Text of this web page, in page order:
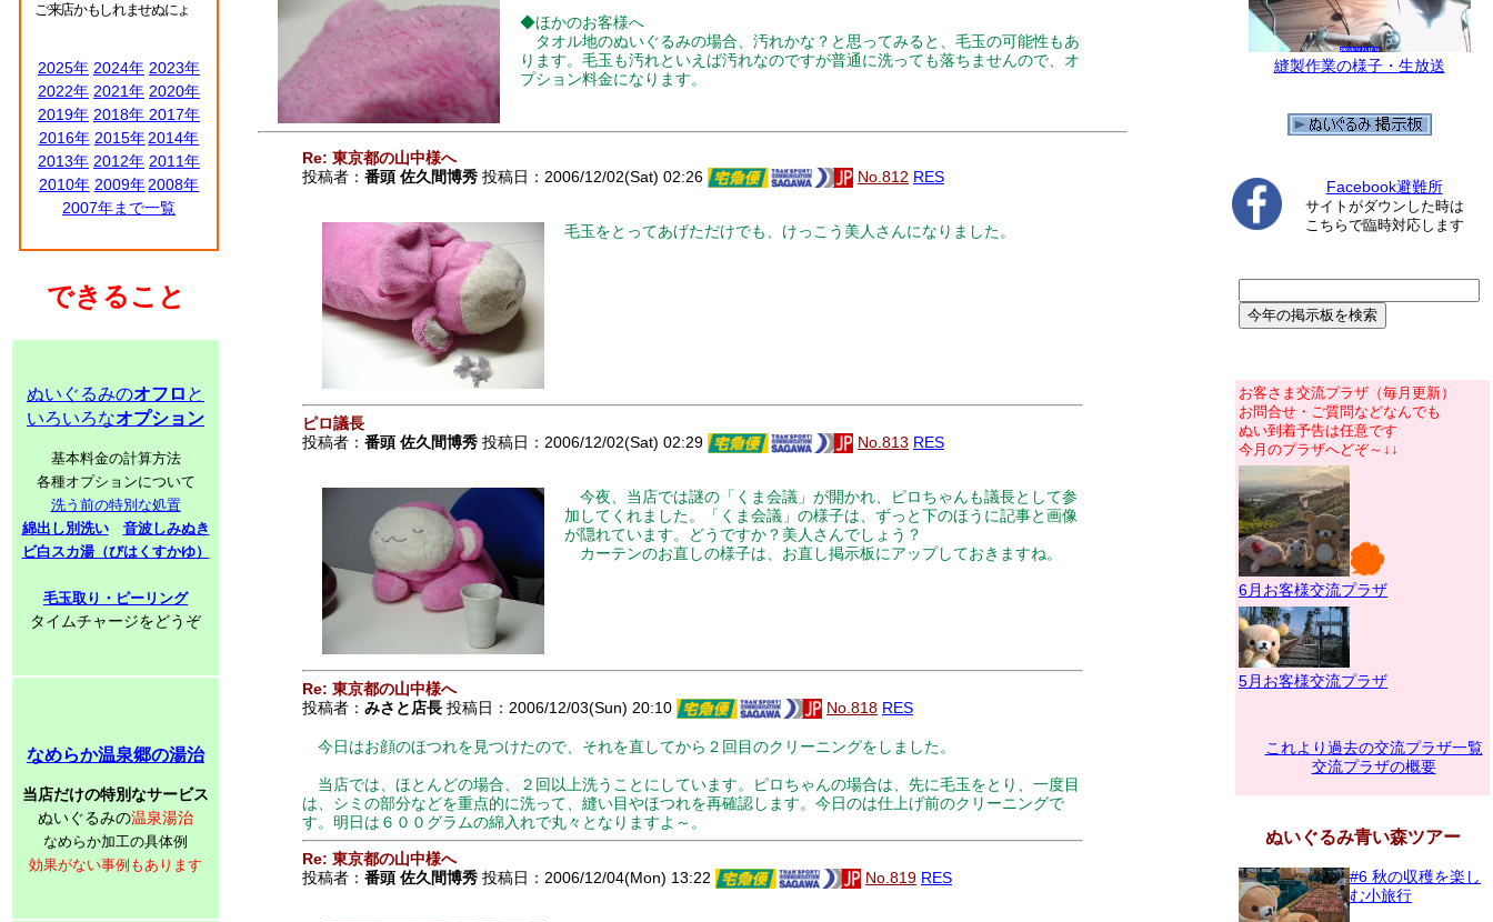
ご来店かもしれませぬにょ
2025年 2024年 2023年
2022年 2021年 2020年
2019年 2018年 2017年
2016年 2015年 2014年
2013年 2012年 2011年
2010年 2009年 2008年
2007年まで一覧
できること
ぬいぐるみのオフロ と
いろいろなオプション
基本料金の計算方法
各種オプションについて
洗う前の特別な処置
綿出し別洗い
音波しみぬき
ビ白スカ湯（びはくすかゆ）
毛玉取り・ピーリング
タイムチャージをどうぞ
なめらか温泉郷の湯治
当店だけの特別なサービス
ぬいぐるみの温泉湯治
なめらか加工の具体例
効果がない事例もあります
◆ほかのお客様へ
タオル地のぬいぐるみの場合、汚れかな？と思ってみると、毛玉の可能性もあ
ります。毛玉も汚れといえば汚れなのですが普通に洗っても落ちませんので、オ
プション料金になります。
Re: 東京都の山中様へ
投稿者： 番頭 佐久間博秀 投稿日：2006/12/02(Sat) 02:26 No.812 RES
毛玉をとってあげただけでも、けっこう美人さんになりました。
ピロ議長
投稿者： 番頭 佐久間博秀 投稿日：2006/12/02(Sat) 02:29 No.813 RES
今夜、当店では謎の「くま会議」が開かれ、ピロちゃんも議長として参
加してくれました。「くま会議」の様子は、ずっと下のほうに記事と画像
が隠れています。どうですか？美人さんでしょう？
カーテンのお直しの様子は、お直し掲示板にアップしておきますね。
Re: 東京都の山中様へ
投稿者： みさと店長 投稿日：2006/12/03(Sun) 20:10 No.818 RES
今日はお顔のほつれを見つけたので、それを直してから２回目のクリーニングをしました。
当店では、ほとんどの場合、２回以上洗うことにしています。ピロちゃんの場合は、先に毛玉をとり、一度目
は、シミの部分などを重点的に洗って、縫い目やほつれを再確認します。今日のは仕上げ前のクリーニングで
す。明日は６００グラムの綿入れで丸々となりますよ～。
Re: 東京都の山中様へ
投稿者： 番頭 佐久間博秀 投稿日：2006/12/04(Mon) 13:22 No.819 RES
縫製作業の様子・生放送
Facebook避難所
サイトがダウンした時は
こちらで臨時対応します
お客さま交流プラザ（毎月更新）
お問合せ・ご質問などなんでも
ぬい到着予告は任意です
今月のプラザへどぞ～↓↓
6月お客様交流プラザ
5月お客様交流プラザ
これより過去の交流プラザ一覧
交流プラザの概要
ぬいぐるみ青い森ツアー
#6 秋の収穫を楽し
む小旅行